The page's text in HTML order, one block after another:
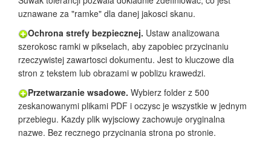
uznawane za "ramke" dla danej jakosci skanu.
Ochrona strefy bezpiecznej. Ustaw analizowana
szerokosc ramki w pikselach, aby zapobiec przycinaniu
rzeczywistej zawartosci dokumentu. Jest to kluczowe dla
stron z tekstem lub obrazami w poblizu krawedzi.
Przetwarzanie wsadowe. Wybierz folder z 500
zeskanowanymi plikami PDF i oczysc je wszystkie w jednym
przebiegu. Kazdy plik wyjsciowy zachowuje oryginalna
nazwe. Bez recznego przycinania strona po stronie.